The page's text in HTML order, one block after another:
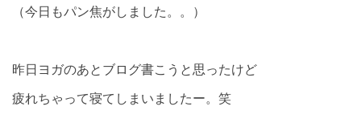
（今日もパン焦がしました。。）
昨日ヨガのあとブログ書こうと思ったけど
疲れちゃって寝てしまいましたー。笑